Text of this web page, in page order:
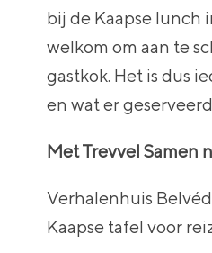
bij de Kaapse lunch
welkom om aan te
gastkok. Het is dus
en wat er
Met Trevvel Samen
Verhalenhuis
Kaapse tafel voor